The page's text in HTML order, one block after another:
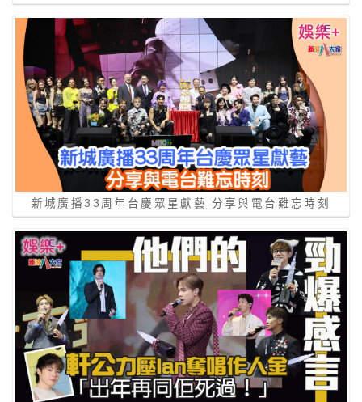
新城廣播33周年台慶眾星獻藝 分享與電台難忘時刻